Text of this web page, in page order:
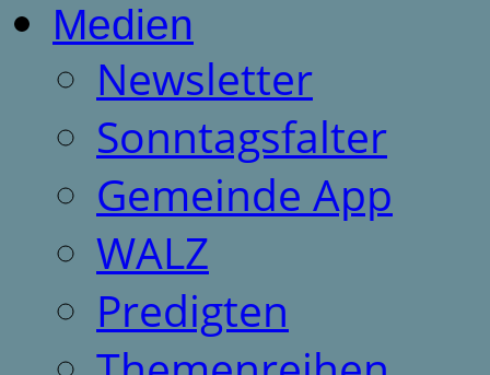
Medien
Newsletter
Sonntagsfalter
Gemeinde App
WALZ
Predigten